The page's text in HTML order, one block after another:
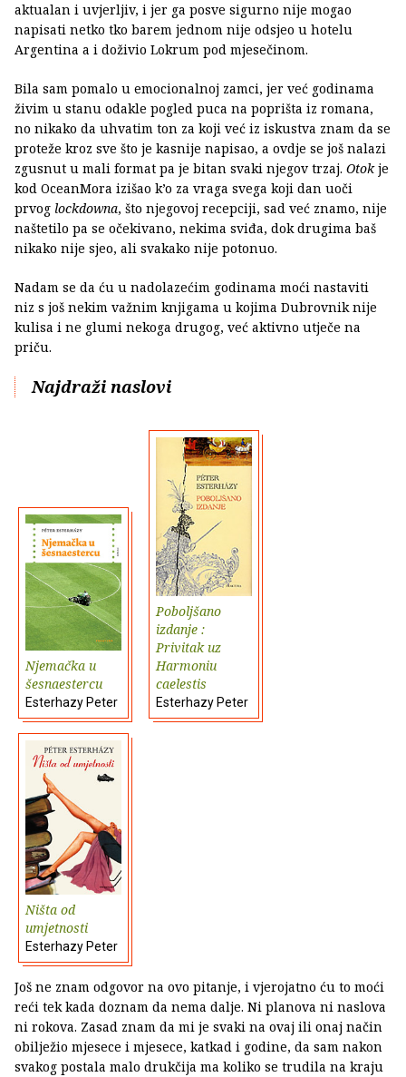
aktualan i uvjerljiv, i jer ga posve sigurno nije mogao
napisati netko tko barem jednom nije odsjeo u hotelu
Argentina a i doživio Lokrum pod mjesečinom.
Bila sam pomalo u emocionalnoj zamci, jer već godinama
živim u stanu odakle pogled puca na poprišta iz romana,
no nikako da uhvatim ton za koji već iz iskustva znam da se
proteže kroz sve što je kasnije napisao, a ovdje se još nalazi
zgusnut u mali format pa je bitan svaki njegov trzaj. Otokje
kod OceanMora izišao k’o za vraga svega koji dan uoči
prvog lockdowna, što njegovoj recepciji, sad već znamo, nije
naštetilo pa se očekivano, nekima sviđa, dok drugima baš
nikako nije sjeo, ali svakako nije potonuo.
Nadam se da ću u nadolazećim godinama moći nastaviti
niz s još nekim važnim knjigama u kojima Dubrovnik nije
kulisa i ne glumi nekoga drugog, već aktivno utječe na
priču.
Najdraži naslovi
Njemačka u
šesnaestercu
Esterhazy Peter
Poboljšano
izdanje :
Privitak uz
Harmoniu
caelestis
Esterhazy Peter
Ništa od
umjetnosti
Esterhazy Peter
Još ne znam odgovor na ovo pitanje, i vjerojatno ću to moći
reći tek kada doznam da nema dalje. Ni planova ni naslova
ni rokova. Zasad znam da mi je svaki na ovaj ili onaj način
obilježio mjesece i mjesece, katkad i godine, da sam nakon
svakog postala malo drukčija ma koliko se trudila na kraju